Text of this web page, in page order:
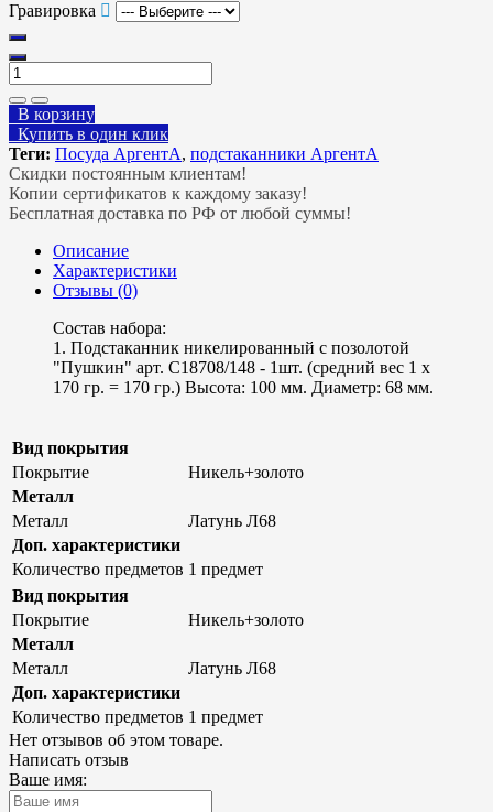
Гравировка
В корзину
Купить в один клик
Теги: Посуда АргентА, подстаканники АргентА
Скидки постоянным клиентам!
Копии сертификатов к каждому заказу!
Бесплатная доставка по РФ от любой суммы!
Описание
Характеристики
Отзывы (0)
Состав набора:
1. Подстаканник никелированный с позолотой
"Пушкин" арт. С18708/148 - 1шт. (средний вес 1 х
170 гр. = 170 гр.) Высота: 100 мм. Диаметр: 68 мм.
Вид покрытия
Покрытие
Никель+золото
Металл
Металл
Латунь Л68
Доп. характеристики
Количество предметов 1 предмет
Вид покрытия
Покрытие
Никель+золото
Металл
Металл
Латунь Л68
Доп. характеристики
Количество предметов 1 предмет
Нет отзывов об этом товаре.
Написать отзыв
Ваше имя: